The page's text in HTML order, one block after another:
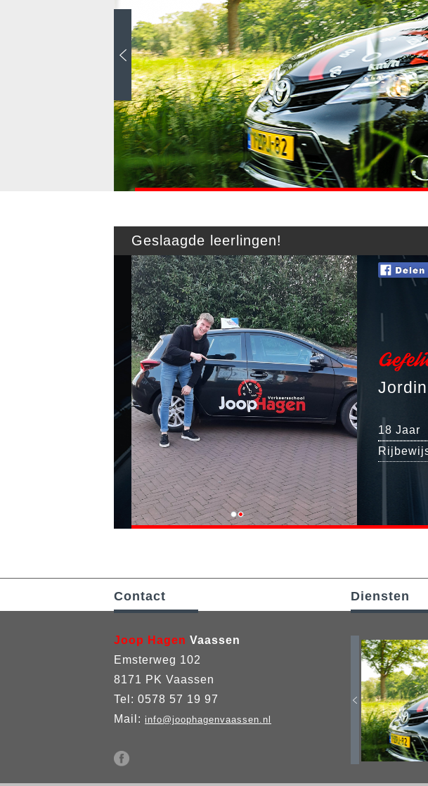
Geslaagde leerlingen!
18 Jaar
Contact
Joop Hagen Vaassen
Emsterweg 102
8171 PK Vaassen
Tel: 0578 57 19 97
Mail: info@joophagenvaassen.nl
Diensten
BROMFIETS